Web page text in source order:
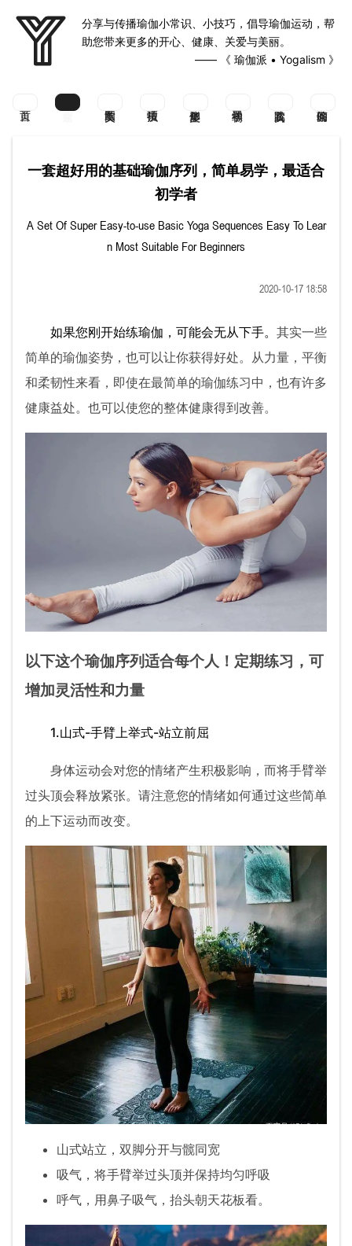
分享与传播瑜伽小常识、小技巧，倡导瑜伽运动，帮
助您带来更多的开心、健康、关爱与美丽。
—— 《 瑜伽派 • Yogalism 》
一套超好用的基础瑜伽序列，简单易学，最适合
初学者
A Set Of Super Easy-to-use Basic Yoga Sequences Easy To Lear
n Most Suitable For Beginners
2020-10-17 18:58
如果您刚开始练瑜伽，可能会无从下手。 其实一些
简单的瑜伽姿势，也可以让你获得好处。从力量，平衡
和柔韧性来看，即使在最简单的瑜伽练习中，也有许多
健康益处。也可以使您的整体健康得到改善。
以下这个瑜伽序列适合每个人！定期练习，可
增加灵活性和力量
1.山式-手臂上举式-站立前屈
身体运动会对您的情绪产生积极影响，而将手臂举
过头顶会释放紧张。请注意您的情绪如何通过这些简单
的上下运动而改变。
山式站立，双脚分开与髋同宽
吸气，将手臂举过头顶并保持均匀呼吸
呼气，用鼻子吸气，抬头朝天花板看。